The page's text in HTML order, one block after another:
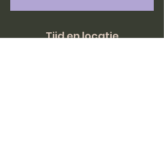
Tijd en locatie